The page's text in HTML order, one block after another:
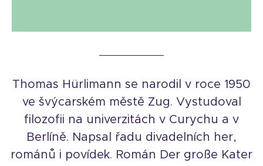
Thomas Hürlimann se narodil v roce 1950
ve švýcarském městě Zug. Vystudoval
filozofii na univerzitách v Curychu a v
Berlíně. Napsal řadu divadelních her,
románů i povídek. Román Der große Kater